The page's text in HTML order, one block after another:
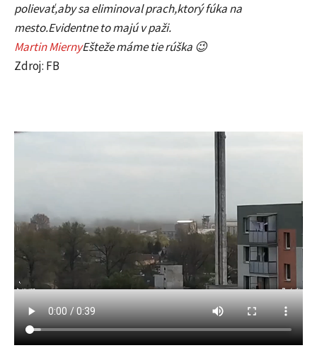
polievať,aby sa eliminoval prach,ktorý fúka na
mesto.Evidentne to majú v paži.
Martin MiernyEšteže máme tie rúška 😉
Zdroj: FB